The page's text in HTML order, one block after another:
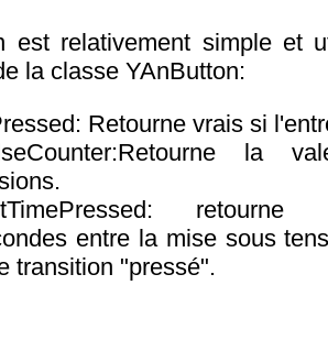
est relativement simple et
la classe YAnButton:
Retourne vrais si
la
entre la mise sous
transition "pressé".